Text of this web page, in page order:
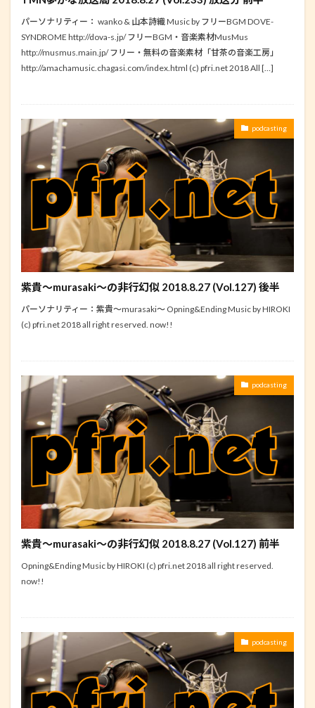
パーソナリティー： wanko & 山本詩織 Music by フリーBGM DOVE-
SYNDROME http://dova-s.jp/ フリーBGM・音楽素材MusMus
http://musmus.main.jp/ フリー・無料の音楽素材「甘茶の音楽工房」
http://amachamusic.chagasi.com/index.html (c) pfri.net 2018 All […]
podcasting
紫貴～murasaki～の非行幻似 2018.8.27 (Vol.127) 後半
パーソナリティー：紫貴～murasaki～ Opning&Ending Music by HIROKI
(c) pfri.net 2018 all right reserved. now!!
podcasting
紫貴～murasaki～の非行幻似 2018.8.27 (Vol.127) 前半
Opning&Ending Music by HIROKI (c) pfri.net 2018 all right reserved.
now!!
podcasting